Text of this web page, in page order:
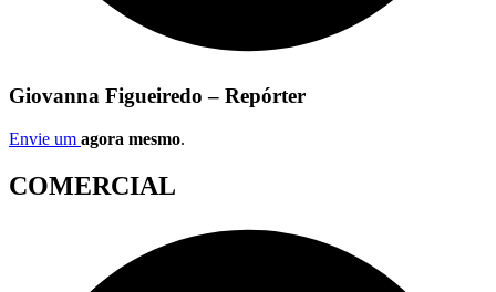
Giovanna Figueiredo – Repórter
Envie um agora mesmo.
COMERCIAL